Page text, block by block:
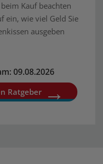
Kauf beachten
ein, wie viel Geld Sie
ausgeben
09.08.2026
Ratgeber